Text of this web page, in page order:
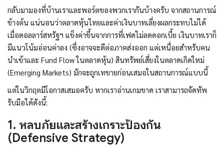
กลับมามองที่บ้านเราและพอร์ตของพวกเรากันบ้างครับ จากสถานการณ์
ข้างต้น แน่นอนว่าตลาดหุ้นไทยและค่าเงินบาทเลี่ยงผลกระทบไม่ได้
เมื่อดอลลาร์สหรัฐฯ แข็งค่าขึ้นจากการที่เฟดไม่ลดดอกเบี้ย เงินบาทเราก็
มีแนวโน้มอ่อนค่าลง (ซึ่งอาจจะดีต่อภาคส่งออก แต่เหนื่อยสำหรับคน
นำเข้าและ Fund Flow ในตลาดหุ้น) สินทรัพย์เสี่ยงในตลาดเกิดใหม่
(Emerging Markets) มักจะถูกเทขายก่อนเสมอในสถานการณ์แบบนี้
แต่ในวิกฤตมีโอกาสเสมอครับ หากเราอ่านเกมขาด เราสามารถจัดทัพ
รับมือได้ดังนี้:
1. หลบภัยและสร้างเกราะป้องกัน
(Defensive Strategy)